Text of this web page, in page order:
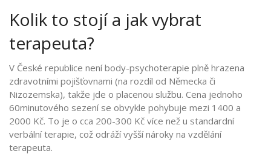
Kolik to stojí a jak vybrat
terapeuta?
V České republice není body-psychoterapie plně hrazena
zdravotními pojišťovnami (na rozdíl od Německa či
Nizozemska), takže jde o placenou službu. Cena jednoho
60minutového sezení se obvykle pohybuje mezi 1400 a
2000 Kč. To je o cca 200-300 Kč více než u standardní
verbální terapie, což odráží vyšší nároky na vzdělání
terapeuta.